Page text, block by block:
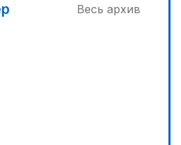
Весь архив